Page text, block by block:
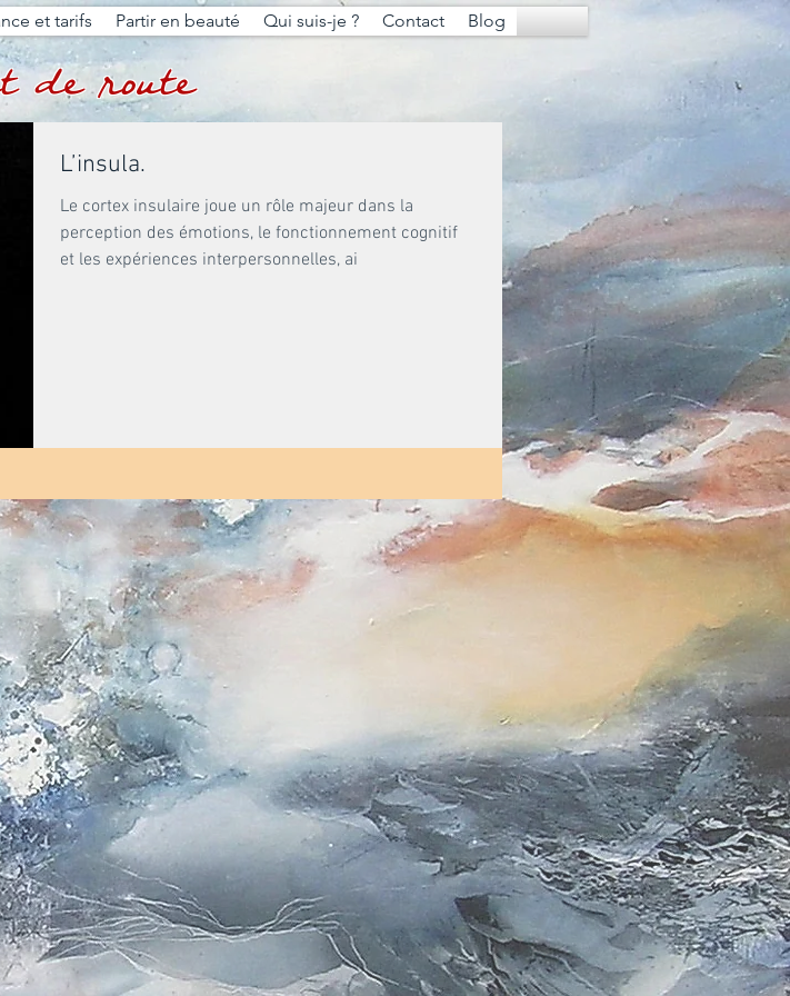
de route
L’insula.
Le cortex insulaire joue un rôle majeur dans la
perception des émotions, le fonctionnement cognitif
et les expériences interpersonnelles, ai
et tarifs Partir en beauté Qui suis-je ? Contact Blog